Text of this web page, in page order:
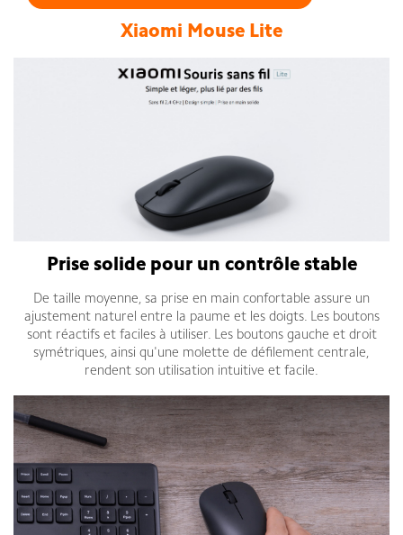
Xiaomi Mouse Lite
Prise solide pour un contrôle stable
De taille moyenne, sa prise en main confortable assure un
ajustement naturel entre la paume et les doigts. Les boutons
sont réactifs et faciles à utiliser. Les boutons gauche et droit
symétriques, ainsi qu'une molette de défilement centrale,
rendent son utilisation intuitive et facile.